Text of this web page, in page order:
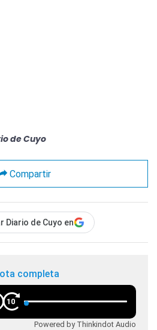
de Cuyo
Compartir
Diario de Cuyo en
completa
10
Powered by Thinkindot Audio